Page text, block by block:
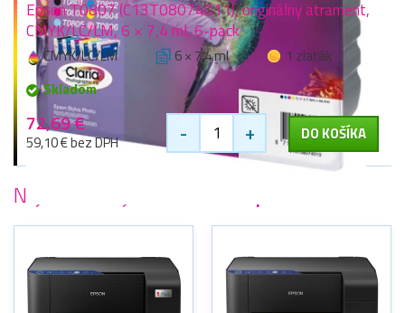
Epson T0807 (C13T08074011), originálny atrament,
CMYK/LC/LM, 6 × 7,4 ml, 6-pack
CMYK/LC/LM 6 × 7,4 ml
1 zlaťák
Skladom
72,69 €
59,10 € bez DPH - + DO KOŠÍKA
Najobľúbenejšie